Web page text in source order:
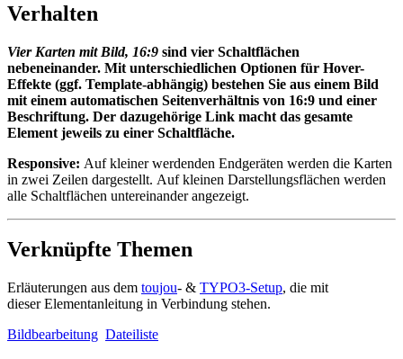
Verhalten
Vier Karten mit Bild, 16:9 sind vier Schaltflächen
nebeneinander. Mit unterschiedlichen Optionen für Hover-
Effekte (ggf. Template-abhängig) bestehen Sie aus einem Bild
mit einem automatischen Seitenverhältnis von 16:9 und einer
Beschriftung. Der dazugehörige Link macht das gesamte
Element jeweils zu einer Schaltfläche.
Responsive: Auf kleiner werdenden Endgeräten werden die Karten
in zwei Zeilen dargestellt. Auf kleinen Darstellungsflächen werden
alle Schaltflächen untereinander angezeigt.
Verknüpfte Themen
Erläuterungen aus dem toujou- & TYPO3-Setup, die mit
dieser Elementanleitung in Verbindung stehen.
Bildbearbeitung Dateiliste